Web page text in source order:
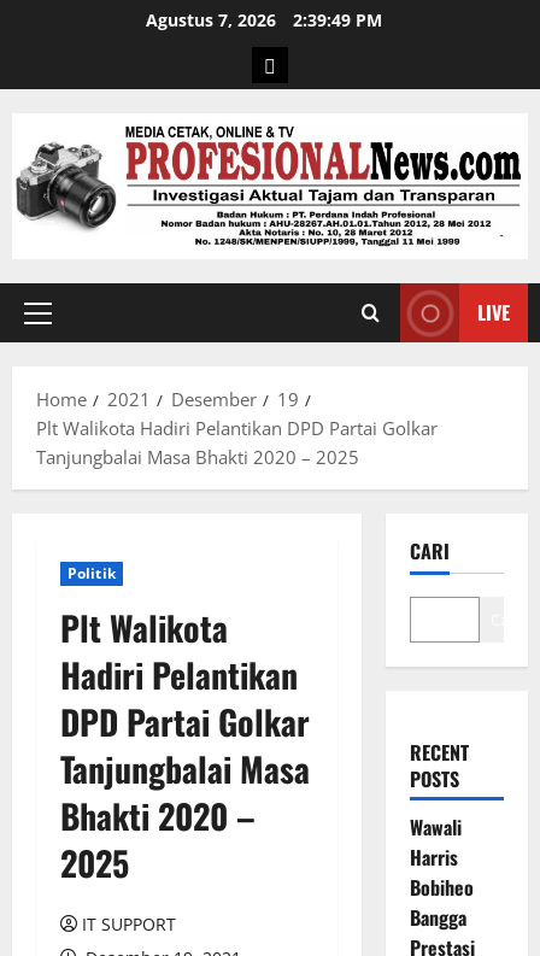
Agustus 7, 2026 2:39:50 PM
LIVE
Home 2021 Desember
19
Plt Walikota Hadiri Pelantikan DPD Partai Golkar
Tanjungbalai Masa Bhakti 2020 – 2025
Politik
Plt Walikota
Hadiri Pelantikan
DPD Partai Golkar
Tanjungbalai Masa
Bhakti 2020 –
2025
IT SUPPORT
CARI
RECENT
POSTS
Wawali
Harris
Bobiheo
Bangga
Prestasi